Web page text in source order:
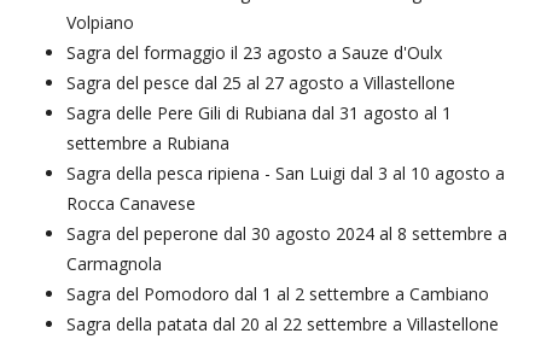
Volpiano
Sagra del formaggio il 23 agosto a Sauze d'Oulx
Sagra del pesce dal 25 al 27 agosto a Villastellone
Sagra delle Pere Gili di Rubiana dal 31 agosto al 1
settembre a Rubiana
Sagra della pesca ripiena - San Luigi dal 3 al 10 agosto a
Rocca Canavese
Sagra del peperone dal 30 agosto 2024 al 8 settembre a
Carmagnola
Sagra del Pomodoro dal 1 al 2 settembre a Cambiano
Sagra della patata dal 20 al 22 settembre a Villastellone